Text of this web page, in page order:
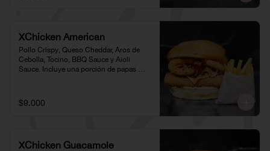
XChicken American
Pollo Crispy, Queso Cheddar, Aros de
Cebolla, Tocino, BBQ Sauce y Aioli
Sauce. Incluye una porción de papas
$9.000
XChicken Guacamole